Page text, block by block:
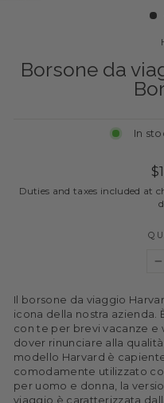
Borsone da
In
Duties and taxes included at
Il borsone da viaggio
icona della nostra azienda.
con te per brevi vacanze e
dover rinunciare alla
modello Harvard è
comodamente utilizzato
per uomo e donna, la
viaggio è caratterizzata